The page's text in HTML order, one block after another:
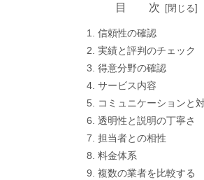
目 次
信頼性の確認
実績と評判のチェック
得意分野の確認
サービス内容
コミュニケーションと
透明性と説明の丁寧さ
担当者との相性
料金体系
複数の業者を比較する